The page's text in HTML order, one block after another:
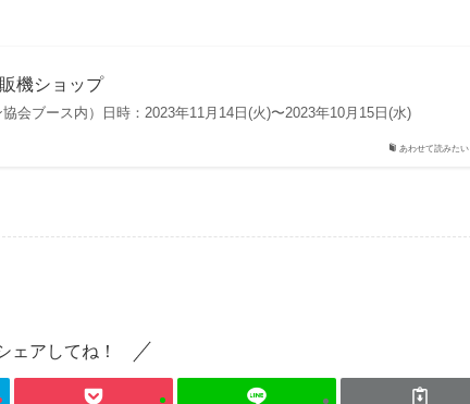
あわせて読みたい
機ショップ
ブース内）日時：2023年11月14日(火)〜2023年10月15日(水)
ェアしてね！